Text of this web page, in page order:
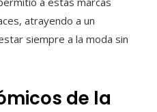
atrayendo a un
siempre a la moda sin
de la